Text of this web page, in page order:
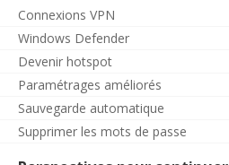
Connexions VPN
Windows Defender
Devenir hotspot
Paramétrages améliorés
Sauvegarde automatique
Supprimer les mots de passe